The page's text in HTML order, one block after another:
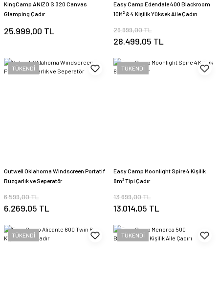
KingCamp ANIZO S 320 Canvas
Glamping Çadır
25.999,00 TL
Easy Camp Edendale 400 Blackroom
10M² & 4 Kişilik Yüksek Aile Çadırı
29.999,00 TL
28.499,05 TL
TÜKENDİ
Outwell Oklahoma Windscreen Portatif
Rüzgarlık ve Seperatör
6.599,00 TL
6.269,05 TL
TÜKENDİ
Easy Camp Moonlight Spire 4 Kişilik
8m² Tipi Çadır
13.699,00 TL
13.014,05 TL
TÜKENDİ TÜKENDİ